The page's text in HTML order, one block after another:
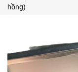
hồng)